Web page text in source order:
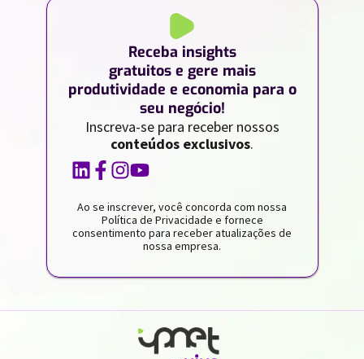
Receba insights
gratuitos e gere mais
produtividade e economia para o
seu negócio!
Inscreva-se para receber nossos
conteúdos exclusivos.
Ao se inscrever, você concorda com nossa
Política de Privacidade e fornece
consentimento para receber atualizações de
nossa empresa.